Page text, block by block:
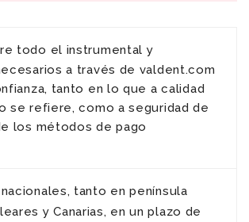
todo el instrumental y
a través de valdent.com
tanto en lo que a calidad
se refiere, como a seguridad de
los métodos de pago
tanto en península
y Canarias, en un plazo de